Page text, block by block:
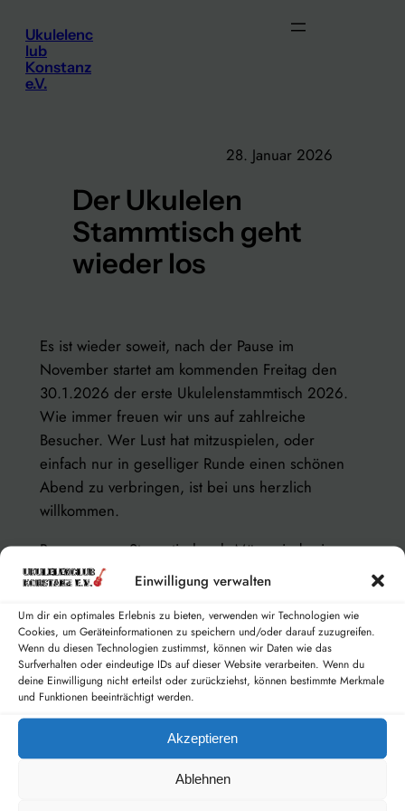
Einwilligung verwalten
Um dir ein optimales Erlebnis zu bieten, verwenden wir Technologien wie
Cookies, um Geräteinformationen zu speichern und/oder darauf zuzugreifen.
Wenn du diesen Technologien zustimmst, können wir Daten wie das
Surfverhalten oder eindeutige IDs auf dieser Website verarbeiten. Wenn du
deine Einwilligung nicht erteilst oder zurückziehst, können bestimmte Merkmale
und Funktionen beeinträchtigt werden.
Akzeptieren
Ablehnen
Inhalt
springen
Ukulelenc
lub
Konstanz
e.V.
28. Januar 2026
Der Ukulelen
Stammtisch geht
wieder los
Es ist wieder soweit, nach der Pause im
November startet am kommenden Freitag den
30.1.2026 der erste Ukulelenstammtisch 2026.
Wie immer freuen wir uns auf zahlreiche
Besucher. Wer Lust hat mitzuspielen, oder
einfach nur in geselliger Runde einen schönen
Abend zu verbringen, ist bei uns herzlich
willkommen.
Bevor unsere Stammtische ab März wieder im
Pulverturm stattfinden, gastieren wir noch einmal
„auswärts“, diesmal wieder in der Bürgerstuben,
Bahnhofplatz 7.
Wir freuen uns auf Euch, bis Freitag.
Nächste: